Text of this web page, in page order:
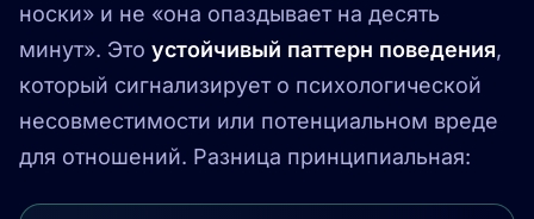
носки» и не «она опаздывает на десять
минут». Это устойчивый паттерн поведения,
который сигнализирует о психологической
несовместимости или потенциальном вреде
для отношений. Разница принципиальная: